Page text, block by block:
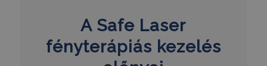
A Safe Laser
fényterápiás kezelés